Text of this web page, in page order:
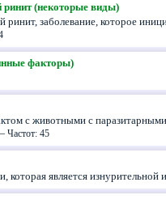
ринит (некоторые виды)
ринит, заболевание, которое
факторы)
с животными с
Частот: 45
которая является